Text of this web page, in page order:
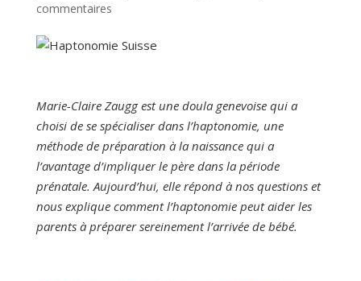
commentaires
Marie-Claire Zaugg est une doula genevoise qui a
choisi de se spécialiser dans l’haptonomie, une
méthode de préparation à la naissance qui a
l’avantage d’impliquer le père dans la période
prénatale. Aujourd’hui, elle répond à nos questions et
nous explique comment l’haptonomie peut aider les
parents à préparer sereinement l’arrivée de bébé.